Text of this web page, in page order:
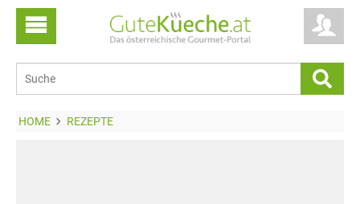
HOME REZEPTE